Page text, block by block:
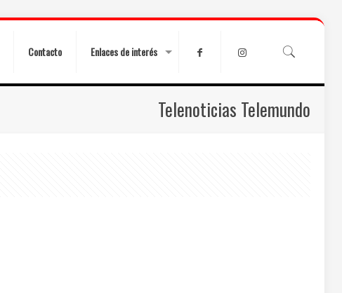
Contacto Enlaces de interés
Telenoticias Telemundo